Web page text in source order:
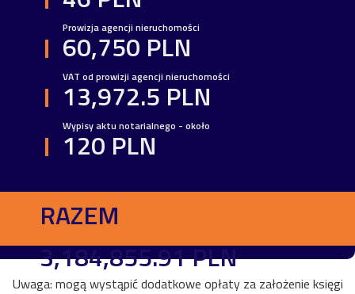
Prowizja agencji nieruchomości
60,750 PLN
VAT od prowizji agencji nieruchomości
13,972.5 PLN
Wypisy aktu notarialnego - około
120 PLN
RAZEM
3,184,855.91 PLN
Uwaga: mogą wystąpić dodatkowe opłaty za założenie księgi